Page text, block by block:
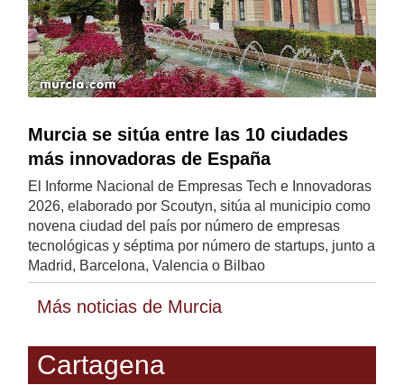
Murcia se sitúa entre las 10 ciudades
más innovadoras de España
El Informe Nacional de Empresas Tech e Innovadoras
2026, elaborado por Scoutyn, sitúa al municipio como
novena ciudad del país por número de empresas
tecnológicas y séptima por número de startups, junto a
Madrid, Barcelona, Valencia o Bilbao
Más noticias de Murcia
Cartagena